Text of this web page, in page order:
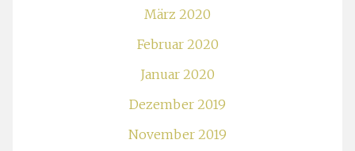
März 2020
Februar 2020
Januar 2020
Dezember 2019
November 2019